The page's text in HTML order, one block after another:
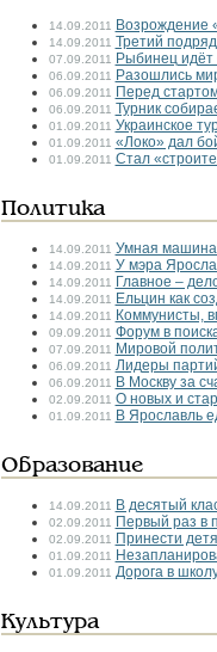
14.09.2011 Возрождение
14.09.2011 Третий
07.09.2011 Рыбинец
06.09.2011 Разошлись
06.09.2011 Перед
06.09.2011 Турник
01.09.2011 Украинское
01.09.2011 «Локо» дал
01.09.2011 Стал
Политика
14.09.2011 Умная машина
14.09.2011 У мэра
14.09.2011 Главное –
14.09.2011 Ельцин как
14.09.2011 Коммунисты,
09.09.2011 Форум в
07.09.2011 Мировой
06.09.2011 Лидеры
06.09.2011 В Москву за
02.09.2011 О новых и
01.09.2011 В Ярославль
Образование
14.09.2011 В десятый
02.09.2011 Первый раз в
02.09.2011 Принести
01.09.2011
01.09.2011 Дорога в
Культура